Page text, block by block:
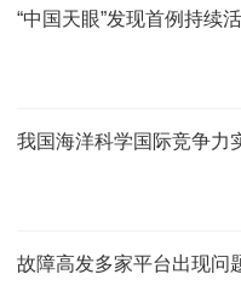
“中国天眼”发现首例持续
我国海洋科学国际竞争力
故障高发多家平台出现问